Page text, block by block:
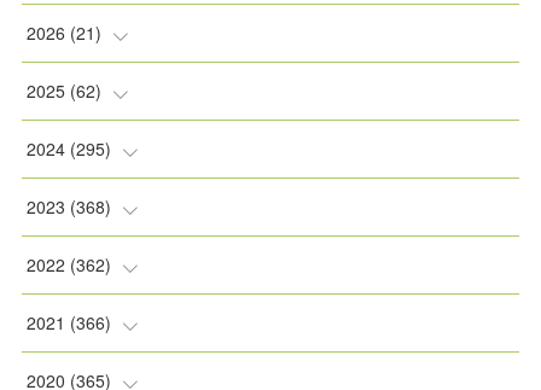
2026 (21)
(2)
(2)
(2)
(5)
( 3 )
2025 (62)
(8)
(5)
(9)
(1)
( 1)
2024 (295)
(8)
(11)
(11)
(22)
2023 (368)
(31)
(30)
(31)
2022 (362)
(30)
(30)
2021 (366)
(31)
2020 (365)